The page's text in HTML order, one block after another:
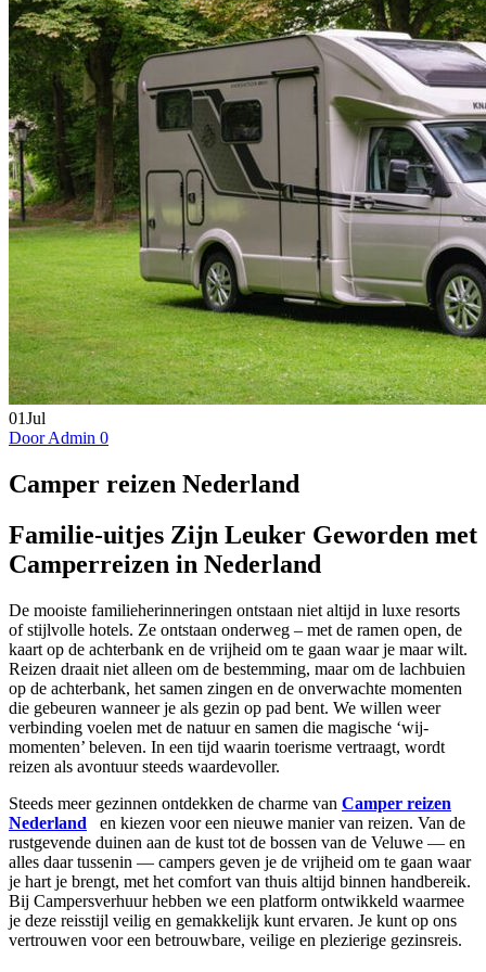
01Jul
Door Admin 0
Camper reizen Nederland
Familie-uitjes Zijn Leuker Geworden met
Camperreizen in Nederland
De mooiste familieherinneringen ontstaan niet altijd in luxe resorts
of stijlvolle hotels. Ze ontstaan onderweg – met de ramen open, de
kaart op de achterbank en de vrijheid om te gaan waar je maar wilt.
Reizen draait niet alleen om de bestemming, maar om de lachbuien
op de achterbank, het samen zingen en de onverwachte momenten
die gebeuren wanneer je als gezin op pad bent. We willen weer
verbinding voelen met de natuur en samen die magische ‘wij-
momenten’ beleven. In een tijd waarin toerisme vertraagt, wordt
reizen als avontuur steeds waardevoller.
Steeds meer gezinnen ontdekken de charme van Camper reizen
Nederland
en kiezen voor een nieuwe manier van reizen. Van de
rustgevende duinen aan de kust tot de bossen van de Veluwe — en
alles daar tussenin — campers geven je de vrijheid om te gaan waar
je hart je brengt, met het comfort van thuis altijd binnen handbereik.
Bij Campersverhuur hebben we een platform ontwikkeld waarmee
je deze reisstijl veilig en gemakkelijk kunt ervaren. Je kunt op ons
vertrouwen voor een betrouwbare, veilige en plezierige gezinsreis.